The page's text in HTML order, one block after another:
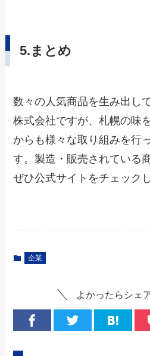
5.まとめ
数々の人気商品を生み出し
株式会社ですが、札幌の味
からも様々な取り組みを行
す。製造・販売されている
ぜひ公式サイトをチェック
企業
よかったらシェ